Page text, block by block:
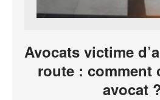
Avocats victime
route : comment
avocat